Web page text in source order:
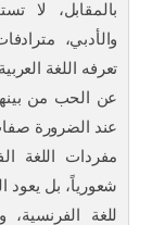
بالمقابل، لا
والأدبي،
تعرفه اللغة
عند الضرورة
مفردات اللغة
شعورياً، بل يعود
للغة